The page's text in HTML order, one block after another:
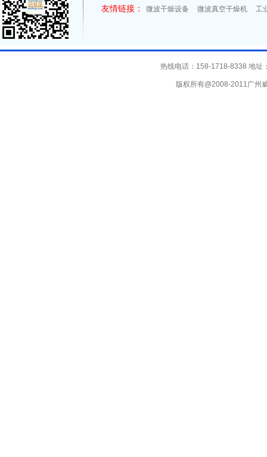
友情链接： 微波干燥设备 微波真空干燥机 工
热线电话：158-1718-8338 地址
版权所有@2008-2011广州